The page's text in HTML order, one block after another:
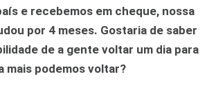
e recebemos em cheque, nossa
por 4 meses. Gostaria de saber
de a gente voltar um dia para
mais podemos voltar?